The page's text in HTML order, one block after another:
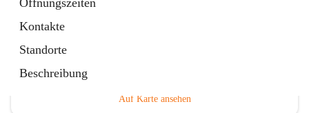
Öffnungszeiten
Kontakte
Standorte
Beschreibung
Auf Karte ansehen